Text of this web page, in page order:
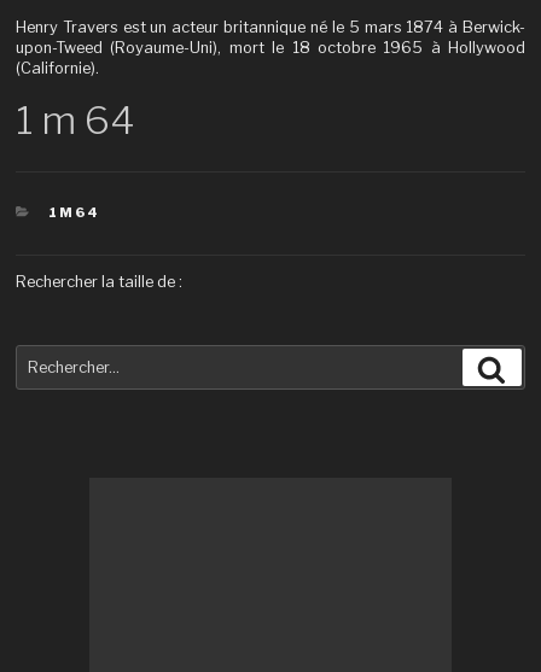
Henry Travers est un acteur britannique né le 5 mars 1874 à Berwick-
upon-Tweed (Royaume-Uni), mort le 18 octobre 1965 à Hollywood
(Californie).
1 m 64
CATÉGORIES
1M64
Rechercher la taille de :
pour